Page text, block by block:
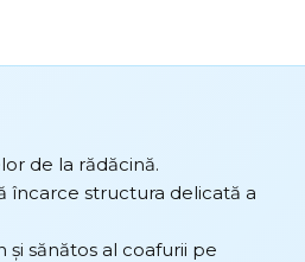
de la rădăcină.
încarce structura delicată a
sănătos al coafurii pe